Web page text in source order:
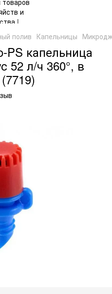
полив Капельницы
PS капельница
52 л/ч 360°, в